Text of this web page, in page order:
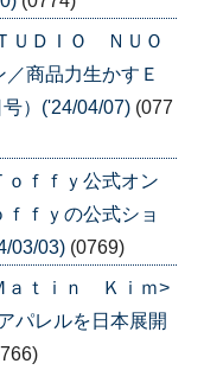
ＵＤＩＯ ＮＵＯ
商品力生かすＥ
）('24/04/07) (077
ｆｆｙ公式オン
ｆｙの公式ショ
03/03) (0769)
ａｔｉｎ Ｋｉｍ>
レルを日本展開